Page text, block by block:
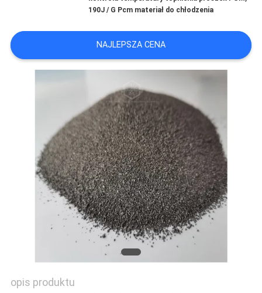
PRZYPADKI
SITEMAP
190J / G Pcm materiał do chłodzenia
NAJLEPSZA CENA
opis produktu